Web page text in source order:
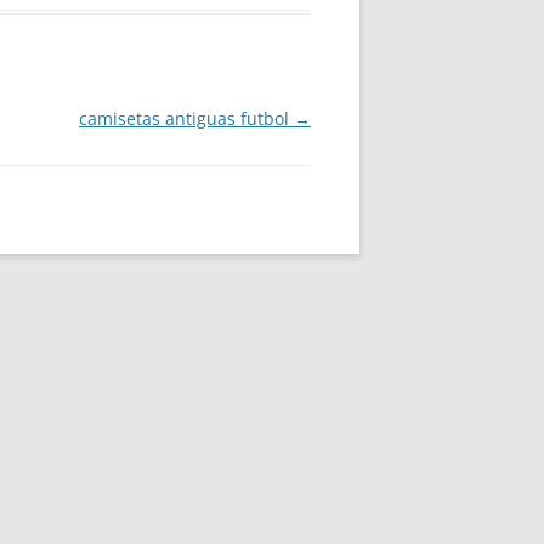
camisetas antiguas futbol →